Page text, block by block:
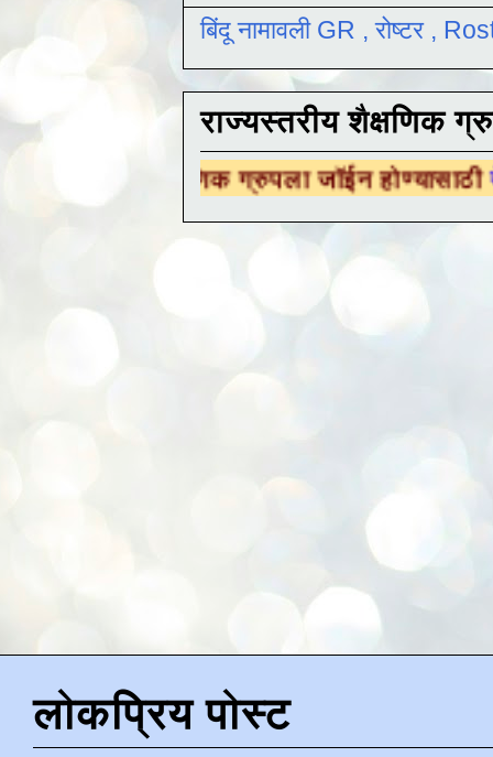
बिंदू नामावली GR , रोष्टर ,
राज्यस्तरीय शैक्षणिक
ग्रुपला जॉईन होण्यासाठीयेथे क्लिक करा .
लोकप्रिय पोस्ट